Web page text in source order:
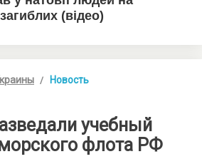
Новость
учебный
флота РФ